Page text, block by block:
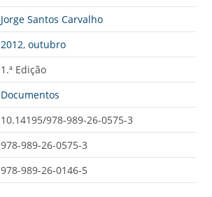
Jorge Santos Carvalho
2012,outubro
1.ª Edição
Documentos
10.14195/978-989-26-0575-3
978-989-26-0575-3
978-989-26-0146-5